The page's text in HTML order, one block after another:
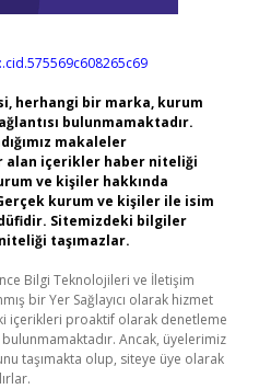
herhangi bir marka, kurum
bulunmamaktadır.
makaleler
alan içerikler haber niteliği
ve kişiler hakkında
kurum ve kişiler ile isim
Sitemizdeki bilgiler
taşımazlar.
Bilgi Teknolojileri ve İletişim
bir Yer Sağlayıcı olarak hizmet
içerikleri proaktif olarak denetleme
Ancak, üyelerimiz
taşımakta olup, siteye üye olarak